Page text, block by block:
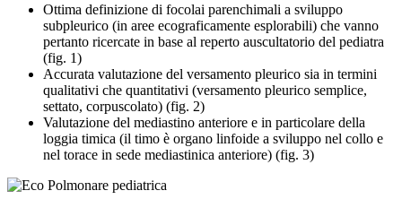
Ottima definizione di focolai parenchimali a sviluppo
subpleurico (in aree ecograficamente esplorabili) che vanno
pertanto ricercate in base al reperto auscultatorio del pediatra
(fig. 1)
Accurata valutazione del versamento pleurico sia in termini
qualitativi che quantitativi (versamento pleurico semplice,
settato, corpuscolato) (fig. 2)
Valutazione del mediastino anteriore e in particolare della
loggia timica (il timo è organo linfoide a sviluppo nel collo e
nel torace in sede mediastinica anteriore) (fig. 3)